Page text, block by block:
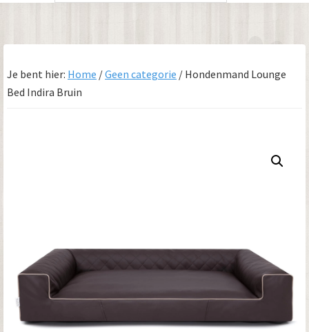
Je bent hier: Home /Geen categorie / Hondenmand Lounge
Bed Indira Bruin